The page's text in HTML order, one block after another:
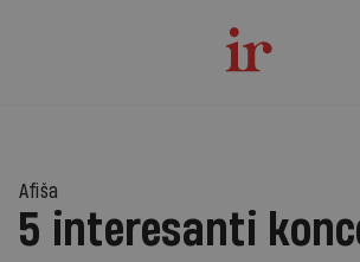
Afiša
5 interesanti